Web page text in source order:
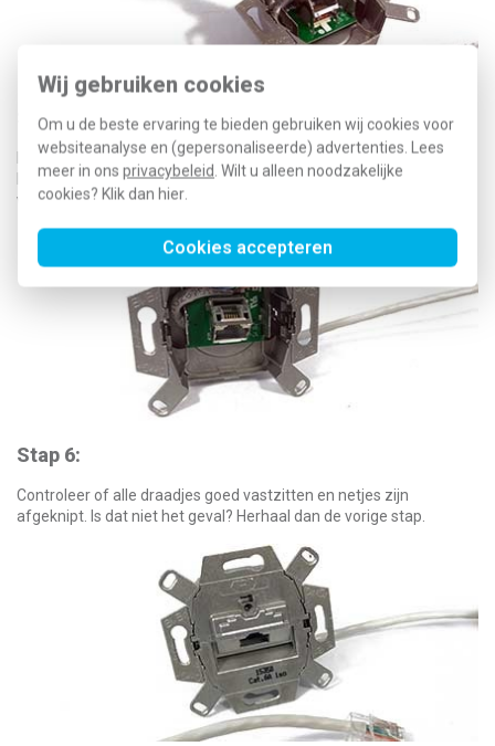
Wij gebruiken cookies
Om u de beste ervaring te bieden gebruiken wij cookies voor
websiteanalyse en (gepersonaliseerde) advertenties. Lees
meer in ons privacybeleid. Wilt u alleen noodzakelijke
cookies? Klik dan hier.
Cookies accepteren
Stap 5:
Duw elk draadje stevig vast met de LSA-tang. Doe dit recht van
boven. Als het goed is, hoor je een klik. Het overtollige draadje
wordt dan automatisch afgeknipt.
Stap 6:
Controleer of alle draadjes goed vastzitten en netjes zijn
afgeknipt. Is dat niet het geval? Herhaal dan de vorige stap.